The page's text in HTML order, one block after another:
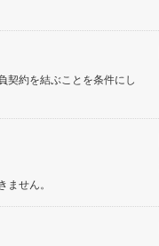
契約を結ぶことを条件にし
せん。